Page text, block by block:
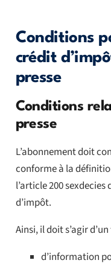
Conditions
crédit
presse
Conditions
presse
L’abonnement doit
conforme à la
l’article 200
d’impôt.
Ainsi, il doit s’agir
d’information